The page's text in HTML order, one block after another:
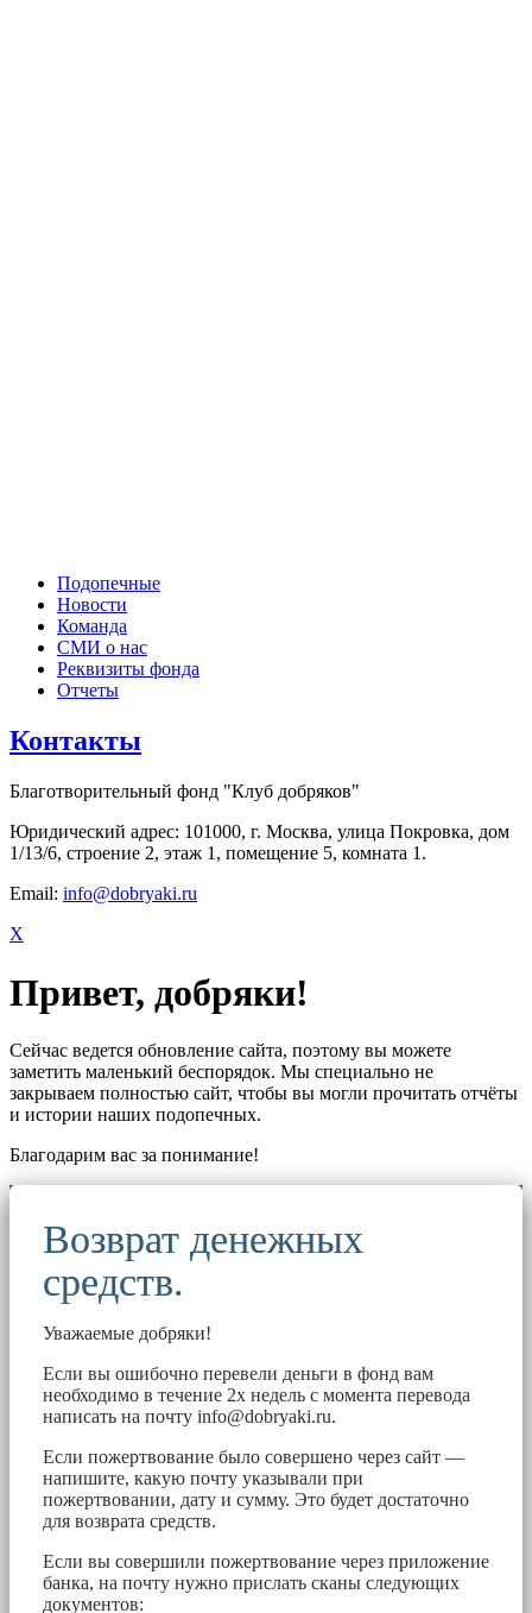
Подопечные
Новости
Команда
СМИ о нас
Реквизиты фонда
Отчеты
Контакты
Благотворительный фонд "Клуб добряков"
Юридический адрес: 101000, г. Москва, улица Покровка, дом
1/13/6, строение 2, этаж 1, помещение 5, комната 1.
Email: info@dobryaki.ru
X
Привет, добряки!
Сейчас ведется обновление сайта, поэтому вы можете
заметить маленький беспорядок. Мы специально не
закрываем полностью сайт, чтобы вы могли прочитать отчёты
и истории наших подопечных.
Благодарим вас за понимание!
Возврат денежных
средств.
Уважаемые добряки!
Если вы ошибочно перевели деньги в фонд вам
необходимо в течение 2х недель с момента перевода
написать на почту info@dobryaki.ru.
Если пожертвование было совершено через сайт —
напишите, какую почту указывали при
пожертвовании, дату и сумму. Это будет достаточно
для возврата средств.
Если вы совершили пожертвование через приложение
банка, на почту нужно прислать сканы следующих
документов: